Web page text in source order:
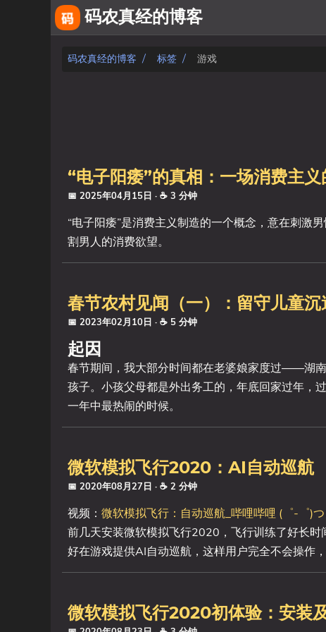
码农真经的博客
关于
文章
标签
分类
码农真经的博客 标签 游戏
“电子阳痿”的真相：一场消费主
📅 2025年04月15日 · ☕ 3 分钟
“电子阳痿”是消费主义制造的一个概念，意在刺激
割男人的消费欲望。
春节农村见闻（一）：留守儿童
📅 2023年02月10日 · ☕ 5 分钟
起因
春节期间，我大部分时间都在老婆娘家度过——湖
孩子。小孩父母都是外出务工的，年底回家过年，
一年中最热闹的时候。
微软模拟飞行2020：AI自动巡航
📅 2020年08月27日 · ☕ 2 分钟
视频： 微软模拟飞行：自动巡航_哔哩哔哩 (゜-゜)
前几天安装微软模拟飞行2020，飞行训练了好长时
好在游戏提供AI自动巡航，这样用户完全不会操作
微软模拟飞行2020初体验：安装